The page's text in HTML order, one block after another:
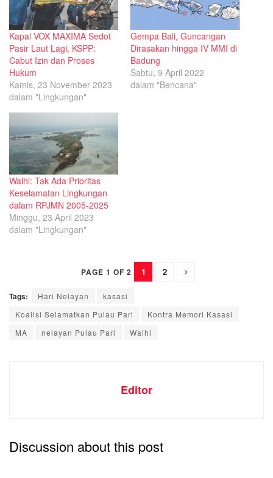
Kapal VOX MAXIMA Sedot
Pasir Laut Lagi, KSPP:
Cabut Izin dan Proses
Hukum
Kamis, 23 November 2023
dalam "Lingkungan"
Gempa Bali, Guncangan
Dirasakan hingga IV MMI di
Badung
Sabtu, 9 April 2022
dalam "Bencana"
Walhi: Tak Ada Prioritas
Keselamatan Lingkungan
dalam RPJMN 2005-2025
Minggu, 23 April 2023
dalam "Lingkungan"
PAGE 1 OF 2 1 2
Tags: Hari Nelayan
kasasi
Koalisi Selamatkan Pulau Pari
Kontra Memori Kasasi
MA
nelayan Pulau Pari Walhi
Editor
Discussion about this post